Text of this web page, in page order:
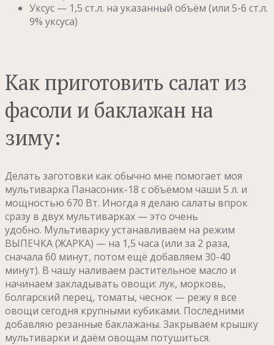
Уксус — 1,5 ст.л. на указанный объём (или 5-6 ст.л.
9% уксуса)
Как приготовить салат из
фасоли и баклажан на
зиму:
Делать заготовки как обычно мне помогает моя
мультиварка Панасоник-18 с объёмом чаши 5 л. и
мощностью 670 Вт. Иногда я делаю салаты впрок
сразу в двух мультиварках — это очень
удобно. Мультиварку устанавливаем на режим
ВЫПЕЧКА (ЖАРКА) — на 1,5 часа (или за 2 раза,
сначала 60 минут, потом ещё добавляем 30-40
минут). В чашу наливаем растительное масло и
начинаем закладывать овощи: лук, морковь,
болгарский перец, томаты, чеснок — режу я все
овощи сегодня крупными кубиками. Последними
добавляю резанные баклажаны. Закрываем крышку
мультиварки и даём овощам потушиться.